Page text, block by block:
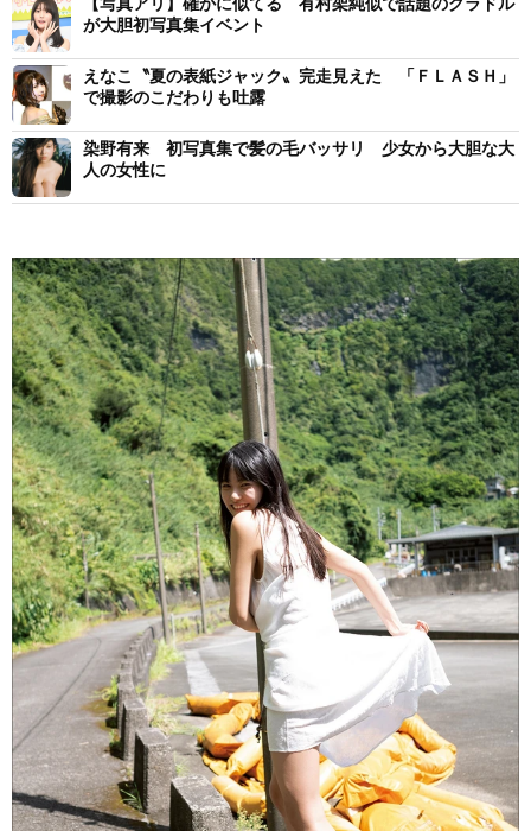
【写真アリ】確かに似てる 有村架純似で話題のグラドル
が大胆初写真集イベント
えなこ〝夏の表紙ジャック〟完走見えた 「ＦＬＡＳＨ」
で撮影のこだわりも吐露
染野有来 初写真集で髪の毛バッサリ 少女から大胆な大
人の女性に